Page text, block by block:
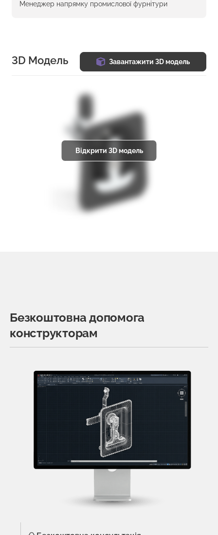
Менеджер напрямку промислової фурнітури
3D Модель Завантажити 3D модель
Відкрити 3D модель
Безкоштовна допомога
конструкторам